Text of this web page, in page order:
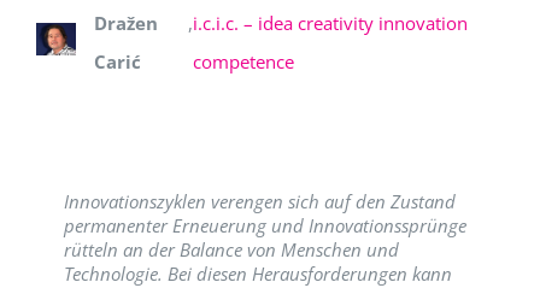
Dražen
Carić
,i.c.i.c. – idea creativity innovation
competence
Innovationszyklen verengen sich auf den Zustand
permanenter Erneuerung und Innovationssprünge
rütteln an der Balance von Menschen und
Technologie. Bei diesen Herausforderungen kann